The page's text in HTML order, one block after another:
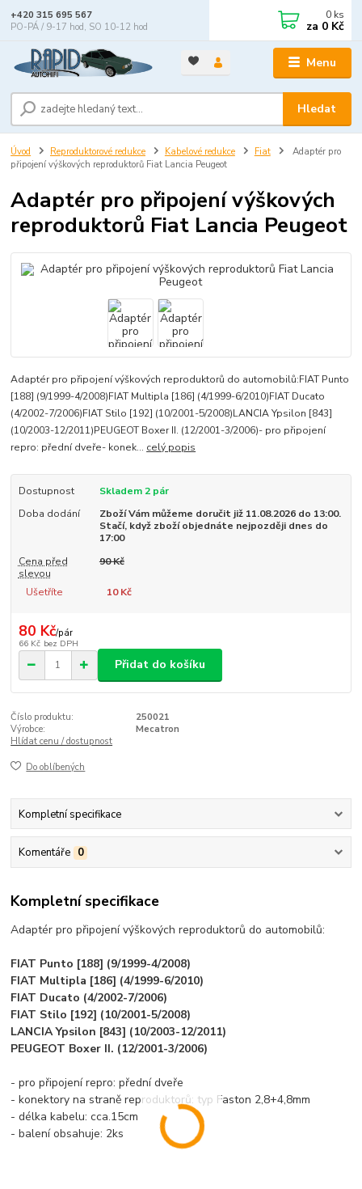
Menu
Hledat
+420 315 695 567
PO-PÁ / 9-17 hod, SO 10-12 hod
0 ks
za 0 Kč
Úvod Reproduktorové redukce Kabelové redukce Fiat
Adaptér pro
připojení výškových reproduktorů Fiat Lancia Peugeot
Adaptér pro připojení výškových
reproduktorů Fiat Lancia Peugeot
Adaptér pro připojení výškových reproduktorů do automobilů:FIAT Punto
[188] (9/1999-4/2008)FIAT Multipla [186] (4/1999-6/2010)FIAT Ducato
(4/2002-7/2006)FIAT Stilo [192] (10/2001-5/2008)LANCIA Ypsilon [843]
(10/2003-12/2011)PEUGEOT Boxer II. (12/2001-3/2006)- pro připojení
repro: přední dveře- konek... celý popis
Dostupnost
Skladem 2 pár
Doba dodání
Zboží Vám můžeme doručit již 11.08.2026 do 13:00.
Stačí, když zboží objednáte nejpozději dnes do
17:00
Cena před
slevou
90 Kč
Ušetříte 10 Kč
80 Kč/pár
66 Kč bez DPH
Přidat do košíku
Číslo produktu:
250021
Výrobce:
Mecatron
Hlídat cenu / dostupnost
Do oblíbených
Kompletní specifikace
Komentáře 0
Kompletní specifikace
Adaptér pro připojení výškových reproduktorů do automobilů:
FIAT Punto [188] (9/1999-4/2008)
FIAT Multipla [186] (4/1999-6/2010)
FIAT Ducato (4/2002-7/2006)
FIAT Stilo [192] (10/2001-5/2008)
LANCIA Ypsilon [843] (10/2003-12/2011)
PEUGEOT Boxer II. (12/2001-3/2006)
- pro připojení repro: přední dveře
- konektory na straně reproduktorů: typ Faston 2,8+4,8mm
- délka kabelu: cca.15cm
- balení obsahuje: 2ks